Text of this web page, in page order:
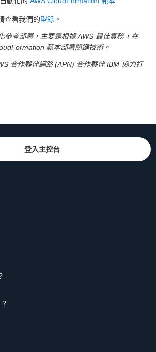
查看我們的型錄 。
參考部署，主要是根據 AWS 最佳實務，在
範本部署關鍵技術。
合作夥伴網路 (APN) 合作夥伴 IBM 協力打
登入主控台